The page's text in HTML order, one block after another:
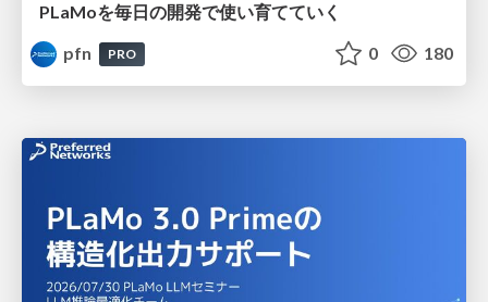
PLaMoを毎日の開発で使い育てていく
pfn
PRO 0 180